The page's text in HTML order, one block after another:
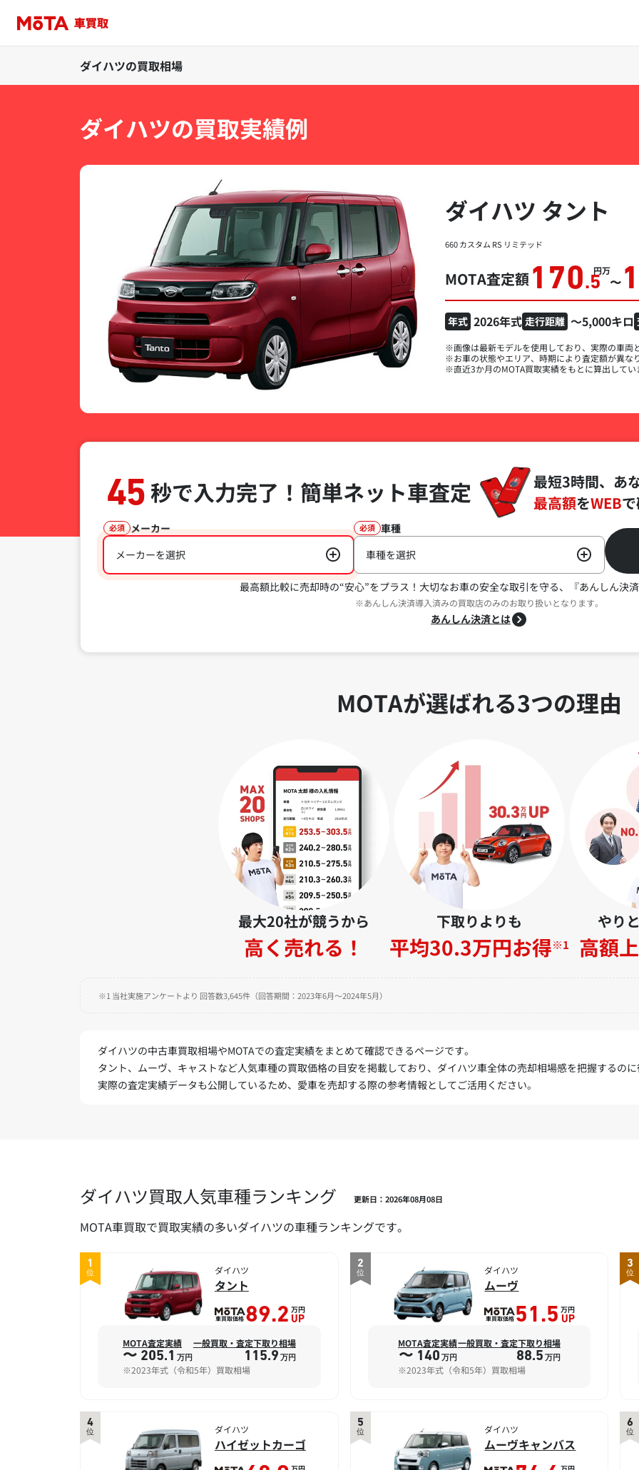
ダイハツの買取相場
ダイハツの買取実績例
ダイハツ タント
660 カスタム RS リミテッド
MOTA査定額 170.5
万円
〜
年式 2026年式 走行距離 ～5,000キロ
※画像は最新モデルを使用しており、実際の車両
※お車の状態やエリア、時期により査定額が異なり
※直近3か月のMOTA買取実績をもとに算出してい
45秒で入力完了！ 簡単ネット車査定
最短3時間、あ
最高額をWEBで
必須 メーカー
メーカーを選択
必須 車種
車種を選択
最高額比較に売却時の“安心”をプラス！ 大切なお車の安全な取引を守る、『あんしん決
※あんしん決済導入済みの買取店のみのお取り扱いとなります。
あんしん決済とは
MOTAが選ばれる3つの理由
最大20社が競うから
高く売れる！
下取りよりも
平均30.3万円お得※1
やり
高額
※1 当社実施アンケートより 回答数3,645件（回答期間：2023年6月～2024年5月）
ダイハツの中古車買取相場やMOTAでの査定実績をまとめて確認できるページです。
タント、ムーヴ、キャストなど人気車種の買取価格の目安を掲載しており、ダイハツ車全体の売却相場感を把握するのに
実際の査定実績データも公開しているため、愛車を売却する際の参考情報としてご活用ください。
ダイハツ買取人気車種ランキング 更新日：2026年08月08日
MOTA車買取で買取実績の多いダイハツの車種ランキングです。
1
位 ダイハツ
タント
車買取価格89.2 万円
UP
MOTA査定実績
〜 205.1 万円
一般買取・査定下取り相場
115.9 万円
※2023年式（令和5年）買取相場
2
位 ダイハツ
ムーヴ
車買取価格 51.5 万円
UP
MOTA査定実績
〜 140 万円
一般買取・査定下取り相場
88.5 万円
※2023年式（令和5年）買取相場
3
位
4
位 ダイハツ
ハイゼットカーゴ
5
位 ダイハツ
ムーヴキャンバス
6
位